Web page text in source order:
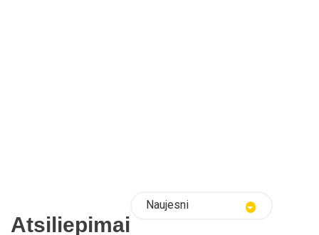
Atsiliepimai
Naujesni